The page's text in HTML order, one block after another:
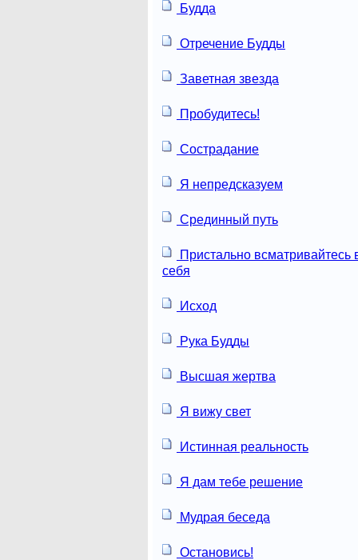
Будда
Отречение Будды
Заветная звезда
Пробудитесь!
Сострадание
Я непредсказуем
Срединный путь
Пристально всматривайтесь
себя
Исход
Рука Будды
Высшая жертва
Я вижу свет
Истинная реальность
Я дам тебе решение
Мудрая беседа
Остановись!